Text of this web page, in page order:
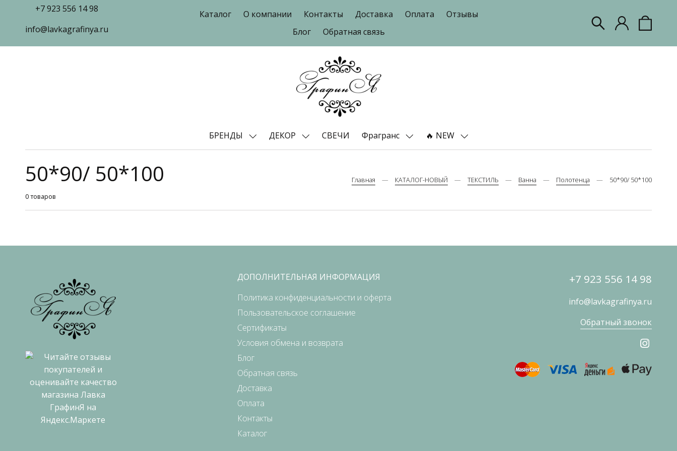
+7 923 556 14 98
info@lavkagrafinya.ru
Каталог О компании Контакты Доставка Оплата
Отзывы
Блог
Обратная связь
БРЕНДЫ ДЕКОР СВЕЧИ Фрагранс 🔥 NEW
50*90/ 50*100
0 товаров
Главная КАТАЛОГ-НОВЫЙ ТЕКСТИЛЬ Ванна Полотенца 50*90/ 50*100
ДОПОЛНИТЕЛЬНАЯ ИНФОРМАЦИЯ
Политика конфиденциальности и оферта
Пользовательское соглашение
Сертификаты
Условия обмена и возврата
Блог
Обратная связь
Доставка
Оплата
Контакты
Каталог
+7 923 556 14 98
info@lavkagrafinya.ru
Обратный звонок